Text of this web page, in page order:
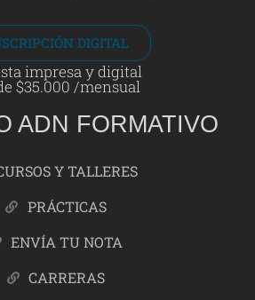
DIGITAL
impresa y digital
$35.000 /mensual
ADN FORMATIVO
Y TALLERES
PRÁCTICAS
ENVÍA TU NOTA
CARRERAS